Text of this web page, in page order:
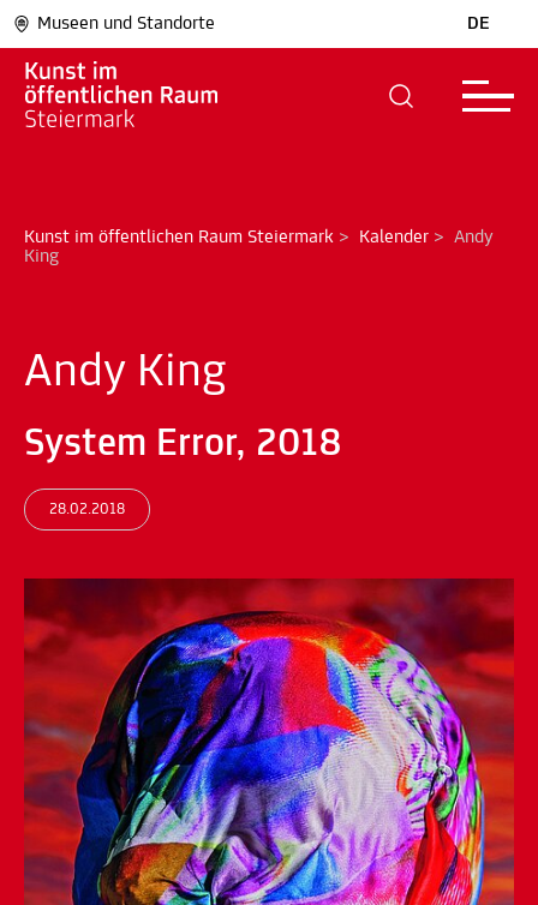
Museen und Standorte DE
Kunst im öffentlichen Raum Steiermark > Kalender > Andy
King
Andy King
System Error, 2018
28.02.2018